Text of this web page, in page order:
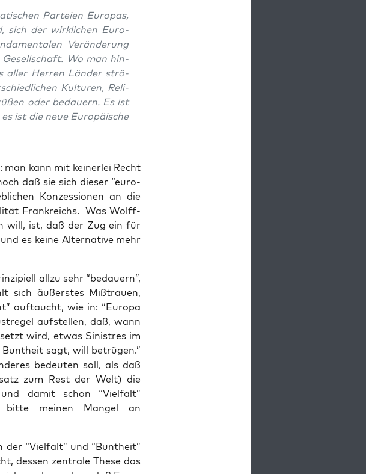
Par­tei­en Euro­pas,
sich der wirk­li­chen Euro­
Ver­än­de­rung
Gesell­schaft. Wo man hin­
aller Her­ren Län­der strö­
Kul­tu­ren, Reli­
oder bedau­ern. Es ist
ist die neue Euro­päi­sche
kann mit kei­ner­lei Recht
daß sie sich die­ser “euro­
Kon­zes­sio­nen an die
Frank­reichs. Was Wolff­
will, ist, daß der Zug ein für
es kei­ne Alter­na­ti­ve mehr
all­zu sehr “bedau­ern”,
sich äußers­tes Miß­trau­en,
auf­taucht, wie in: “Euro­pa
auf­stel­len, daß, wann
wird, etwas Sinis­tres im
sagt, will betrü­gen.”
bedeu­ten soll, als daß
zum Rest der Welt) die
damit schon “Viel­falt”
mei­nen Man­gel an
“Viel­falt” und “Bunt­heit”
des­sen zen­tra­le The­se das